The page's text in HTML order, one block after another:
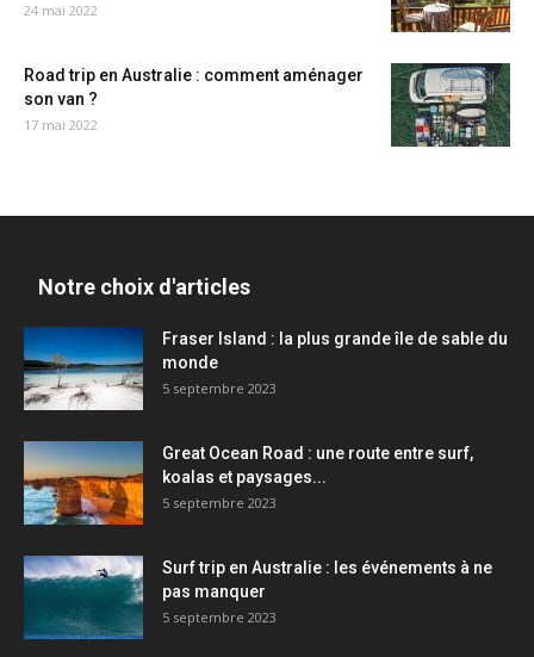
24 mai 2022
Road trip en Australie : comment aménager
son van ?
17 mai 2022
Notre choix d'articles
Fraser Island : la plus grande île de sable du
monde
5 septembre 2023
Great Ocean Road : une route entre surf,
koalas et paysages...
5 septembre 2023
Surf trip en Australie : les événements à ne
pas manquer
5 septembre 2023